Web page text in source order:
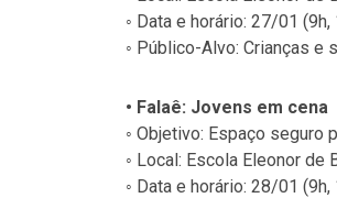
◦ Data e horário: 27/01 (9h,
◦ Público-Alvo: Crianças e
• Falaê: Jovens em cena
◦ Objetivo: Espaço seguro
◦ Local: Escola Eleonor de
◦ Data e horário: 28/01 (9h,